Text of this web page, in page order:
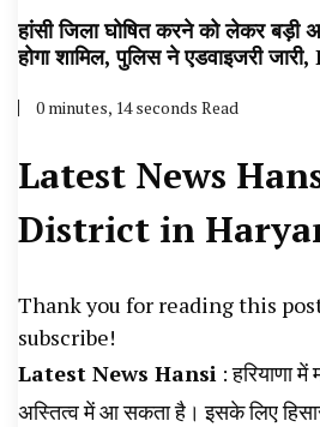
Weather Update in
in Haryana, Rain
Police Action,
News, Student
News, AHN News,
हांसी जिला घोषित करने को लेकर बड़ी
होगा शामिल, पुलिस ने एडवाइजरी
0 minutes, 14 seconds Read
Latest News
District in
Thank you for reading this
subscribe!
Latest News Hansi : हरियाणा
अस्तित्व में आ सकता है। इसके लिए